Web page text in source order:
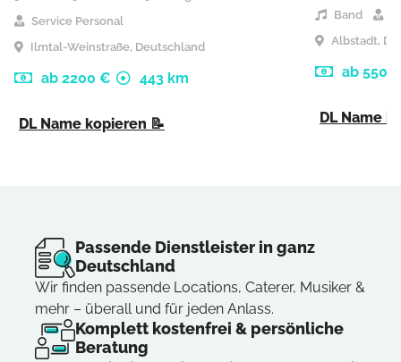
Service Personal
Ilmtal-Weinstraße, Deutschland
ab 2200 € 443 km
DL Name kopieren 📝
Band
Albstadt,
ab
DL Name
Passende Dienstleister in ganz
Deutschland
Wir finden passende Locations, Caterer, Musiker &
mehr – überall und für jeden Anlass.
Komplett kostenfrei & persönliche
Beratung